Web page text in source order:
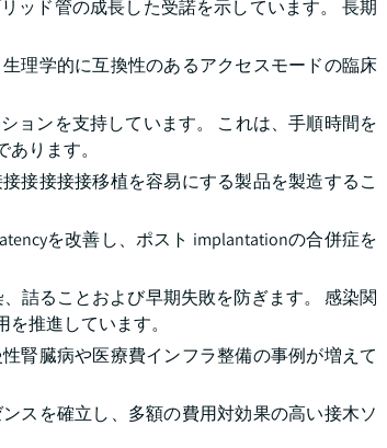
ッド管の成長した受諾を示しています。 長期
理学的に互換性のあるアクセスモードの臨床
ョンを支持しています。 これは、手順時間を
ります。
接接接接移植を容易にする製品を製造するこ
を改善し、ポスト implantationの合併症を
詰ることおよび早期失敗を防ぎます。 感染関
推進しています。
腎臓病や医療費インフラ整備の事例が増えて
スを確立し、多額の費用対効果の高い接木ソ